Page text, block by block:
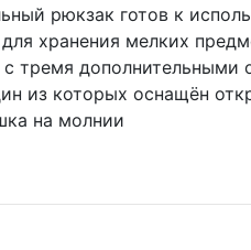
рюкзак готов к
хранения мелких
тремя дополнительными
из которых оснащён
на молнии